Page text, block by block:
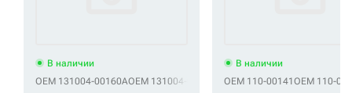
В наличии
OEM 131004-00160AOEM 131004-00352 OEM 131008-00074AOEM
В наличии
OEM 110-00141 OEM 110-